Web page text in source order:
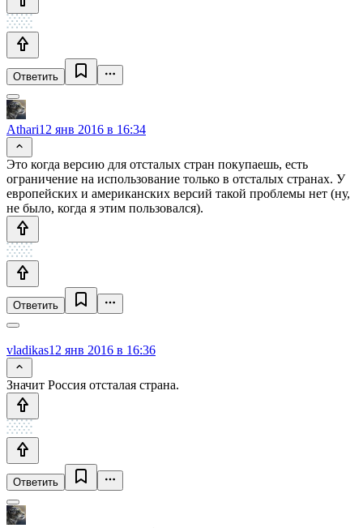
Ответить
Athari12 янв 2016 в 16:34
Это когда версию для отсталых стран покупаешь, есть
ограничение на использование только в отсталых странах. У
европейских и американских версий такой проблемы нет (ну,
не было, когда я этим пользовался).
Ответить
vladikas12 янв 2016 в 16:36
Значит Россия отсталая страна.
Ответить